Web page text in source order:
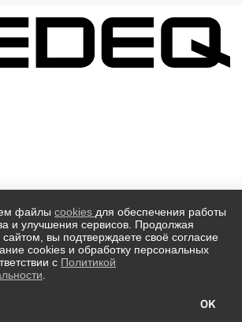
файлы cookies для обеспечения работы
и улучшения сервисов. Продолжая
сайтом, вы подтверждаете своё согласие
cookies и обработку персональных
с Политикой
OK